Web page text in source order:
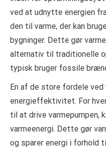
ved at udnytte energien
den til varme, der kan
bygninger. Dette gør
alternativ til traditionelle
typisk bruger fossile
En af de store fordele ved
energieffektivitet. For
til at drive varmepumpen,
varmeenergi. Dette gør
og sparer energi i forhold